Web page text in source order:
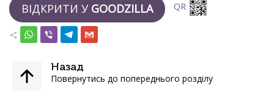
ВІДКРИТИ У GOODZILLA QR
Назад
Повернутись до попереднього розділу